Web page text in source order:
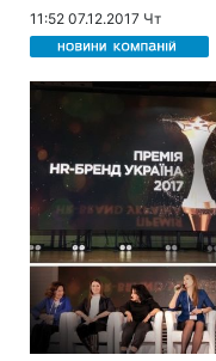
11:52 07.12.2017 Чт